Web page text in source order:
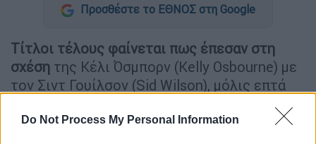
Do Not Process My Personal Information
Προσθέστε το ΕΘΝΟΣ στη Google
Τίτλοι τέλους φαίνεται πως έπεσαν στη
σχέση της Κέλι Όσμπορν (Kelly Osbourne) με
τον Σιντ Γουίλσον (Sid Wilson), μόλις επτά
που της είχε
κάνει ο μουσικός των Slipknot.